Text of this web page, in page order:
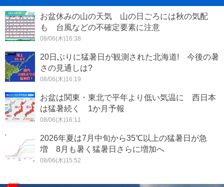
お盆休みの山の天気 山の日ごろには秋の気配
も 台風などの不確定要素に注意
08/06(木)16:38
20日ぶりに猛暑日が観測された北海道! 今後の暑
さの見通しは?
08/06(木)16:19
お盆は関東・東北で平年より低い気温に 西日本
は猛暑続く 1か月予報
08/06(木)16:11
2026年夏は7月中旬から35℃以上の猛暑日が急
増 8月も暑く猛暑日さらに増加へ
08/06(木)15:52